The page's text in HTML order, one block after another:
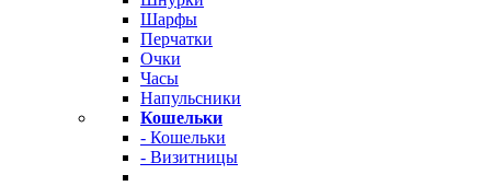
Шарфы
Перчатки
Очки
Часы
Напульсники
Кошельки
- Кошельки
- Визитницы